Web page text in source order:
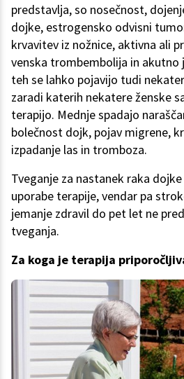
predstavlja, so nosečnost,
dojke, estrogensko odvisni
krvavitev iz nožnice, aktivna ali
venska trombembolija in akutno
teh se lahko pojavijo tudi
zaradi katerih nekatere ženske
terapijo. Mednje spadajo
bolečnost dojk, pojav migrene,
izpadanje las in tromboza.
Tveganje za nastanek raka
uporabe terapije, vendar pa
jemanje zdravil do pet let ne
tveganja.
Za koga je terapija